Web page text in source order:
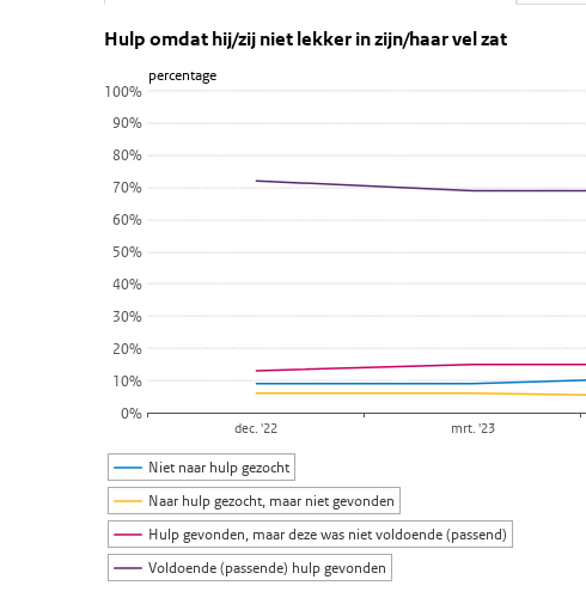
Hulp omdat hij/zij niet lekker in
Sla de grafiek 'Hulp omdat hij/zij niet lekker in zijn/haar vel
Hulp omdat hij/zij niet lekker in zijn/
Lijn grafiek met 4 lijnen.
percentage
Hulp omdat hij/zij niet lekker in zijn/haar vel zat
Niet naar hulp gezocht
Naar hulp gezocht, maar niet gevonden
Hulp gevonden, maar deze was niet voldoende (passend)
Voldoende (passende) hulp gevonden
0%
10%
20%
30%
40%
50%
60%
70%
80%
90%
100%
dec. '22 mrt. '23